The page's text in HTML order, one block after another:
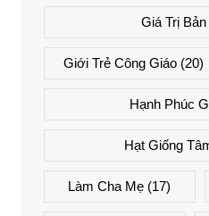
Giá Trị
Giới Trẻ Công Giáo(20)
Hạnh Phúc
Hạt Giống
Làm Cha Mẹ (17)